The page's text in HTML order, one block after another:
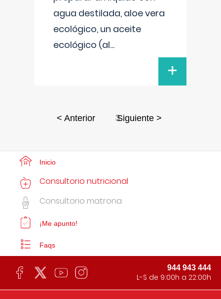
agua destilada, aloe vera
ecológico, un aceite
ecológico (al...
+
< Anterior 3Siguiente >
Inicio
Consultorio nutricional
Consultorio matrona
¡Me apunto!
Faqs
944 943 444
L-S de 9:00h a 22:00h